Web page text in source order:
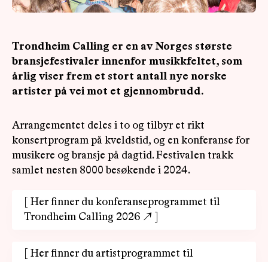
Trondheim Calling er en av Norges største
bransjefestivaler innenfor musikkfeltet, som
årlig viser frem et stort antall nye norske
artister på vei mot et gjennombrudd.
Arrangementet deles i to og tilbyr et rikt
konsertprogram på kveldstid, og en konferanse for
musikere og bransje på dagtid. Festivalen trakk
samlet nesten 8000 besøkende i 2024.
Her finner du konferanseprogrammet til
Trondheim Calling 2026 ↗
Her finner du artistprogrammet til